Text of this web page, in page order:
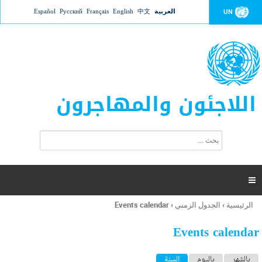
Jump to navigation UN العربية 中文
English
Français
Русский
Español
اللاجئون والمهاجرون
ت
ر
ل
ح
ب

أنت
هنا
الرئيسية › الجدول الزمني ›
Events calendar
Events calendar